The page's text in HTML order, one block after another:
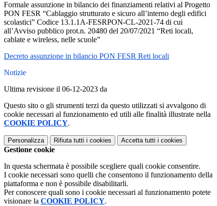
Formale assunzione in bilancio dei finanziamenti relativi al Progetto
PON FESR “Cablaggio strutturato e sicuro all’interno degli edifici
scolastici” Codice 13.1.1A-FESRPON-CL-2021-74 di cui
all’Avviso pubblico prot.n. 20480 del 20/07/2021 “Reti locali,
cablate e wireless, nelle scuole”
Decreto assunzione in bilancio PON FESR Reti locali
Notizie
Ultima revisione il 06-12-2023 da
Questo sito o gli strumenti terzi da questo utilizzati si avvalgono di
cookie necessari al funzionamento ed utili alle finalità illustrate nella
COOKIE POLICY.
Personalizza Rifiuta tutti i cookies Accetta tutti i cookies
Gestione cookie
In questa schermata è possibile scegliere quali cookie consentire.
I cookie necessari sono quelli che consentono il funzionamento della
piattaforma e non è possibile disabilitarli.
Per conoscere quali sono i cookie necessari al funzionamento potete
visionare la COOKIE POLICY.